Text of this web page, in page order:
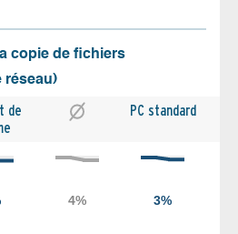
copie de fichiers
réseau)
de
PC standard